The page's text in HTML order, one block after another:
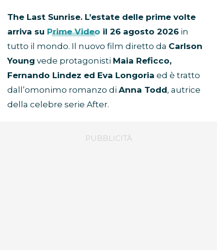
The Last Sunrise. L’estate delle prime volte
arriva su Prime Video il 26 agosto 2026 in
tutto il mondo. Il nuovo film diretto da Carlson
Young vede protagonisti Maia Reficco,
Fernando Lindez ed Eva Longoria ed è tratto
dall’omonimo romanzo di Anna Todd, autrice
della celebre serie After.